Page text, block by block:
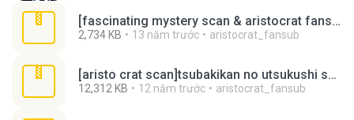
[fascinating mystery scan & aristocrat fansub] douzo, meshiagare vol.001 ch.001a douzo, meshiagare (001).rar
2,734 KB 13 năm trước aristocrat_fansub
[aristo crat scan]tsubakikan no utsukushi sugiru garcon_cap01.rar
12,312 KB 12 năm trước aristocrat_fansub